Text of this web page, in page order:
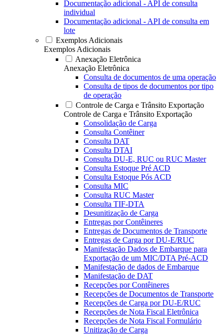
Documentação adicional - API de consulta
individual
Documentação adicional - API de consulta em
lote
Exemplos Adicionais
Exemplos Adicionais
Anexação Eletrônica
Anexação Eletrônica
Consulta de documentos de uma operação
Consulta de tipos de documentos por tipo
de operação
Controle de Carga e Trânsito Exportação
Controle de Carga e Trânsito Exportação
Consolidação de Carga
Consulta Contêiner
Consulta DAT
Consulta DTAI
Consulta DU-E, RUC ou RUC Master
Consulta Estoque Pré ACD
Consulta Estoque Pós ACD
Consulta MIC
Consulta RUC Master
Consulta TIF-DTA
Desunitização de Carga
Entregas por Contêineres
Entregas de Documentos de Transporte
Entregas de Carga por DU-E/RUC
Manifestação Dados de Embarque para
Exportação de um MIC/DTA Pré-ACD
Manifestação de dados de Embarque
Manifestação de DAT
Recepções por Contêineres
Recepções de Documentos de Transporte
Recepções de Carga por DU-E/RUC
Recepções de Nota Fiscal Eletrônica
Recepções de Nota Fiscal Formulário
Unitização de Carga